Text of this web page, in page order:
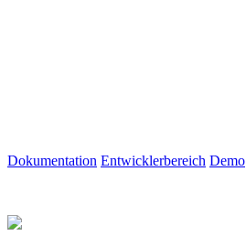
Dokumentation Entwicklerbereich Demo